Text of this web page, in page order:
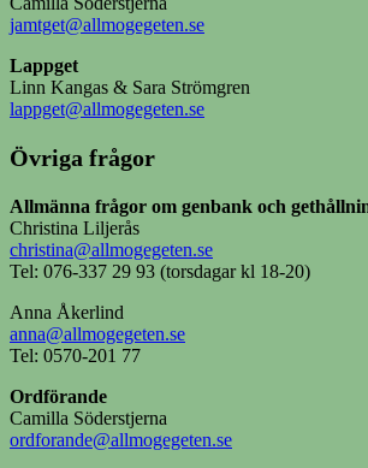
jamtget@allmogegeten.se
Lappget
Linn Kangas & Sara Strömgren
lappget@allmogegeten.se
Övriga frågor
Allmänna frågor om genbank och
Christina Liljerås
christina@allmogegeten.se
Tel: 076-337 29 93 (torsdagar kl 18-20)
Anna Åkerlind
anna@allmogegeten.se
Tel: 0570-201 77
Ordförande
Camilla Söderstjerna
ordforande@allmogegeten.se